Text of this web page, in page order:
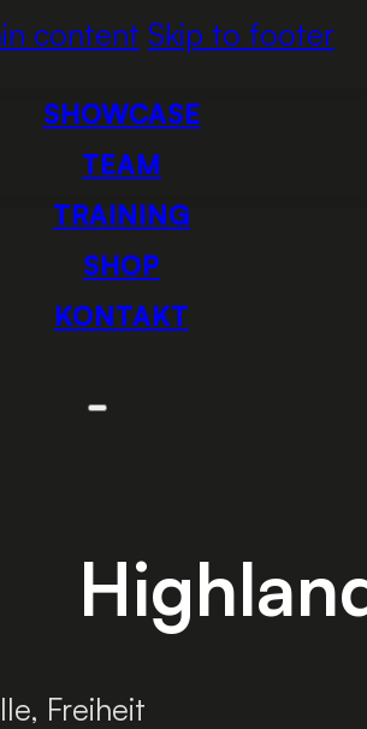
content Skip to footer
SHOWCASE
TEAM
TRAINING
SHOP
KONTAKT
Freiheit